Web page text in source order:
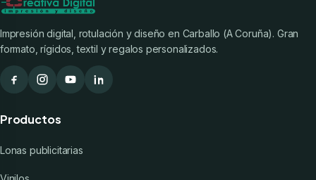
Impresión digital, rotulación y diseño en Carballo (A Coruña). Gran
formato, rígidos, textil y regalos personalizados.
Productos
Lonas publicitarias